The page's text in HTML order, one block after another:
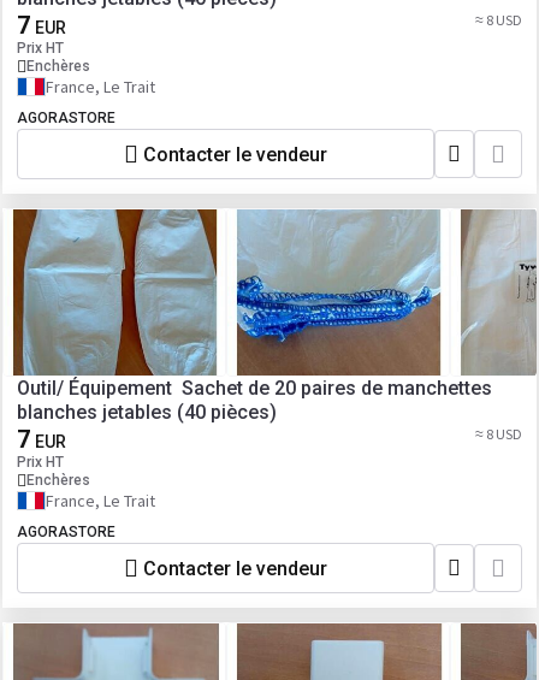
7 EUR
Prix HT
Enchères
≈ 8 USD
France, Le Trait
AGORASTORE
Contacter le vendeur
Outil/ Équipement Sachet de 20 paires de manchettes
blanches jetables (40 pièces)
7 EUR
Prix HT
Enchères
≈ 8 USD
France, Le Trait
AGORASTORE
Contacter le vendeur